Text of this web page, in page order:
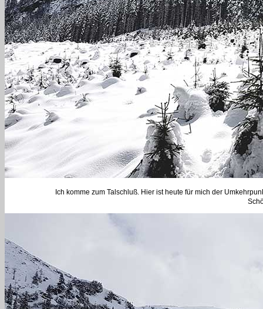
Ich komme zum Talschluß. Hier ist heute für mich der